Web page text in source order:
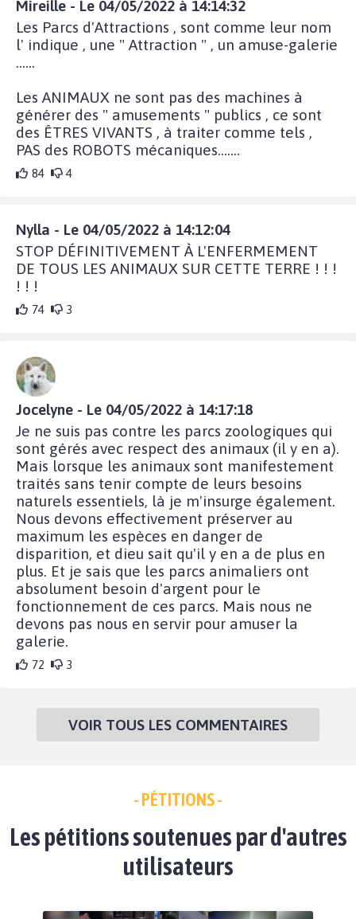
Mireille - Le 04/05/2022 à 14:14:32
Les Parcs d'Attractions , sont comme leur nom
l' indique , une " Attraction " , un amuse-galerie
......
Les ANIMAUX ne sont pas des machines à
générer des " amusements " publics , ce sont
des ÊTRES VIVANTS , à traiter comme tels ,
PAS des ROBOTS mécaniques.......
84 4
Nylla - Le 04/05/2022 à 14:12:04
STOP DÉFINITIVEMENT À L'ENFERMEMENT
DE TOUS LES ANIMAUX SUR CETTE TERRE ! ! !
! ! !
74 3
Jocelyne - Le 04/05/2022 à 14:17:18
Je ne suis pas contre les parcs zoologiques qui
sont gérés avec respect des animaux (il y en a).
Mais lorsque les animaux sont manifestement
traités sans tenir compte de leurs besoins
naturels essentiels, là je m'insurge également.
Nous devons effectivement préserver au
maximum les espèces en danger de
disparition, et dieu sait qu'il y en a de plus en
plus. Et je sais que les parcs animaliers ont
absolument besoin d'argent pour le
fonctionnement de ces parcs. Mais nous ne
devons pas nous en servir pour amuser la
galerie.
72 3
VOIR TOUS LES COMMENTAIRES
- PÉTITIONS -
Les pétitions soutenues par d'autres
utilisateurs